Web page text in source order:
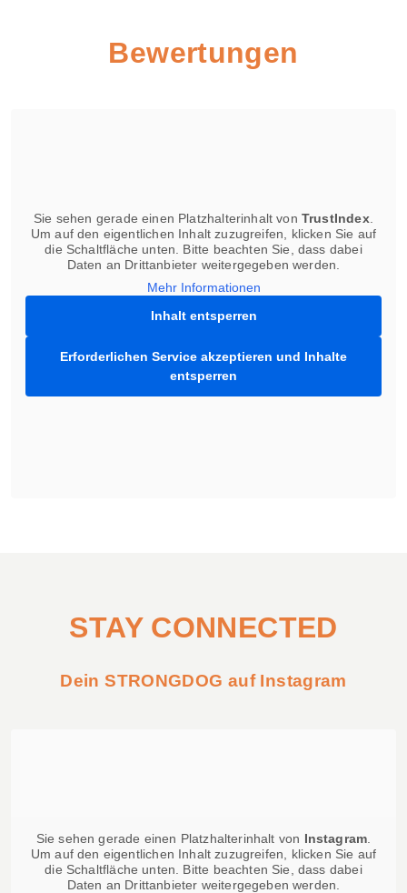
Bewertungen
Sie sehen gerade einen Platzhalterinhalt von TrustIndex.
Um auf den eigentlichen Inhalt zuzugreifen, klicken Sie auf
die Schaltfläche unten. Bitte beachten Sie, dass dabei
Daten an Drittanbieter weitergegeben werden.
Mehr Informationen
Inhalt entsperren
Erforderlichen Service akzeptieren und Inhalte
entsperren
STAY CONNECTED
Dein STRONGDOG auf Instagram
Sie sehen gerade einen Platzhalterinhalt von Instagram
Um auf den eigentlichen Inhalt zuzugreifen, klicken Sie auf
die Schaltfläche unten. Bitte beachten Sie, dass dabei
Daten an Drittanbieter weitergegeben werden.